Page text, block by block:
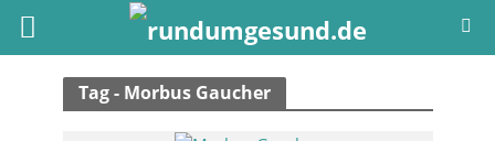
Tag - Morbus Gaucher